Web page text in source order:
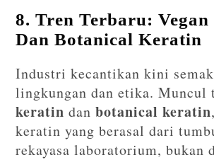
8. Tren Terbaru:
Dan Botanical Keratin
Industri kecantikan kini
lingkungan dan etika.
keratin danbotanical keratin
keratin yang berasal dari
rekayasa laboratorium, bukan